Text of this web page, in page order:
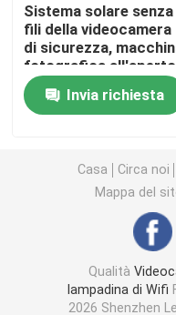
Videocamera di
macchina
Macchina
Macchina
Macchina
Sistema solare senza
fili della videocamera
di sicurezza,
fotografica all'aperto
del CCTV di PIR
Motion Detection
Invia richiesta
Casa Circa noi
Mappa del
Qualità
lampadina di Wifi
2026 Shenzhen